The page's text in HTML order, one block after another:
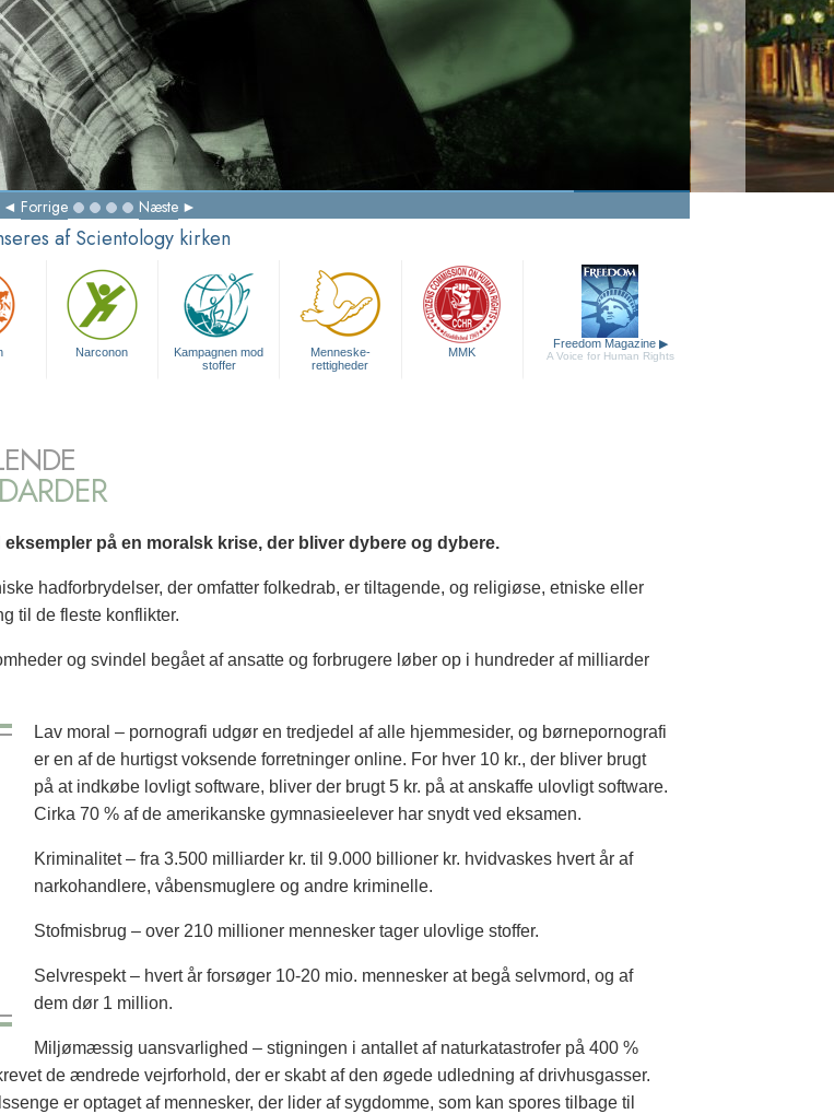
Forrige Næste
af Scientology kirken
Narconon
Kampagnen mod
stoffer
Menneske­
rettigheder
MMK
Freedom Magazine ▶
A Voice for Human Rights
på en moralsk krise, der bliver dybere og dybere.
hadforbrydelser, der omfatter folkedrab, er tiltagende, og religiøse, etniske eller
til de fleste konflikter.
og svindel begået af ansatte og forbrugere løber op i hundreder af milliarder
Lav moral – pornografi udgør en tredjedel af alle hjemmesider, og børnepornografi
er en af de hurtigst voksende forretninger online. For hver 10 kr., der bliver brugt
på at indkøbe lovligt software, bliver der brugt 5 kr. på at anskaffe ulovligt software.
Cirka 70 % af de amerikanske gymnasieelever har snydt ved eksamen.
Kriminalitet – fra 3.500 milliarder kr. til 9.000 billioner kr. hvidvaskes hvert år af
narkohandlere, våbensmuglere og andre kriminelle.
Stofmisbrug – over 210 millioner mennesker tager ulovlige stoffer.
Selvrespekt – hvert år forsøger 10-20 mio. mennesker at begå selvmord, og af
dem dør 1 million.
Miljømæssig uansvarlighed – stigningen i antallet af naturkatastrofer på 400 %
de ændrede vejrforhold, der er skabt af den øgede udledning af drivhusgasser.
er optaget af mennesker, der lider af sygdomme, som kan spores tilbage til